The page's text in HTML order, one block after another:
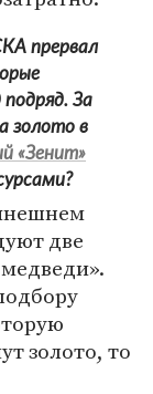
прервал
За
золото в
«Зенит»
две
золото, то